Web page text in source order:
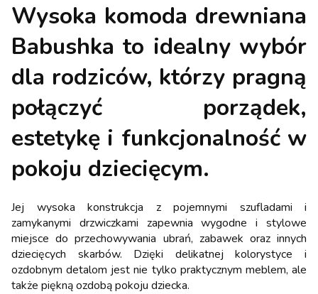
Wysoka komoda drewniana
Babushka to idealny wybór
dla rodziców, którzy pragną
połączyć porządek,
estetykę i funkcjonalność w
pokoju dziecięcym.
Jej wysoka konstrukcja z pojemnymi szufladami i
zamykanymi drzwiczkami zapewnia wygodne i stylowe
miejsce do przechowywania ubrań, zabawek oraz innych
dziecięcych skarbów. Dzięki delikatnej kolorystyce i
ozdobnym detalom jest nie tylko praktycznym meblem, ale
także piękną ozdobą pokoju dziecka.